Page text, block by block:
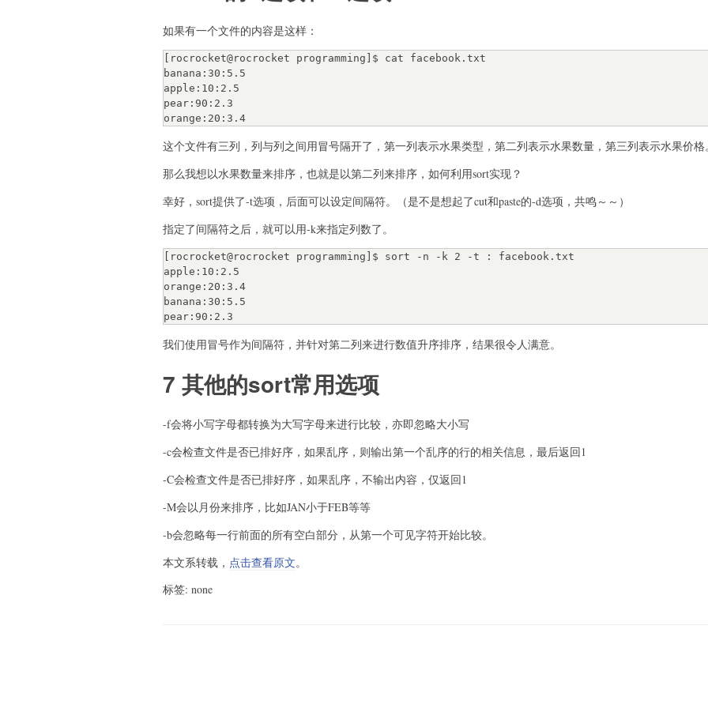
如果有一个文件的内容是这样：
[rocrocket@rocrocket programming]$ cat facebook.txt
banana:30:5.5
apple:10:2.5
pear:90:2.3
这个文件有三列，列与列之间用冒号隔开了，第一列表示水果类型，第二列表示水果数量，第三列表示水果价格
那么我想以水果数量来排序，也就是以第二列来排序，如何利用sort实现？
幸好，sort提供了-t选项，后面可以设定间隔符。（是不是想起了cut和paste的-d选项，共鸣～～）
指定了间隔符之后，就可以用-k来指定列数了。
[rocrocket@rocrocket programming]$ sort -n -k 2 -t : facebook.txt
apple:10:2.5
orange:20:3.4
banana:30:5.5
我们使用冒号作为间隔符，并针对第二列来进行数值升序排序，结果很令人满意。
7 其他的sort常用选项
-f会将小写字母都转换为大写字母来进行比较，亦即忽略大小写
-c会检查文件是否已排好序，如果乱序，则输出第一个乱序的行的相关信息，最后返回1
-C会检查文件是否已排好序，如果乱序，不输出内容，仅返回1
-M会以月份来排序，比如JAN小于FEB等等
-b会忽略每一行前面的所有空白部分，从第一个可见字符开始比较。
本文系转载， 点击查看原文。
标签: none